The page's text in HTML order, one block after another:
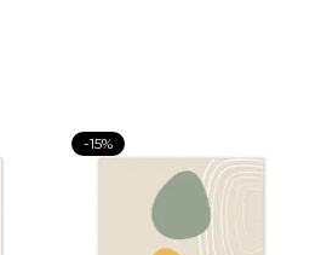
-15%